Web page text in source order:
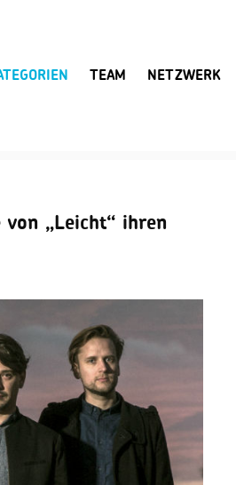
TEAM NETZWERK
von „Leicht“ ihren